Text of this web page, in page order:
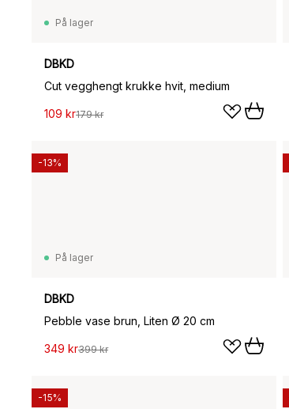
På lager
DBKD
Cut vegghengt krukke hvit, medium
109 kr179 kr
På lager
DBKD
Pebble vase brun, Liten Ø 20 cm
349 kr399 kr
-13%
-15%